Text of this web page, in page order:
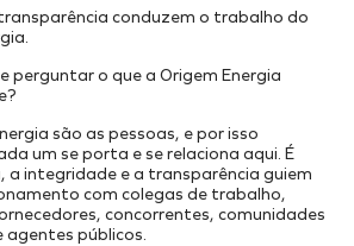
Integradas
Energia
conduzem o trabalho do
perguntar o que a Origem Energia
são as pessoas, e por isso
um se porta e se relaciona aqui. É
a integridade e a transparência guiem
com colegas de trabalho,
concorrentes, comunidades
agentes públicos.